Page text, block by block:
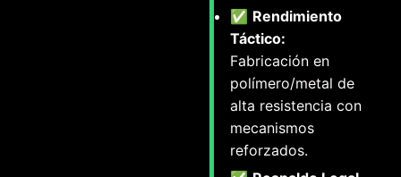
✅ Rendimiento
Táctico:
Fabricación en
polímero/metal de
alta resistencia con
mecanismos
reforzados.